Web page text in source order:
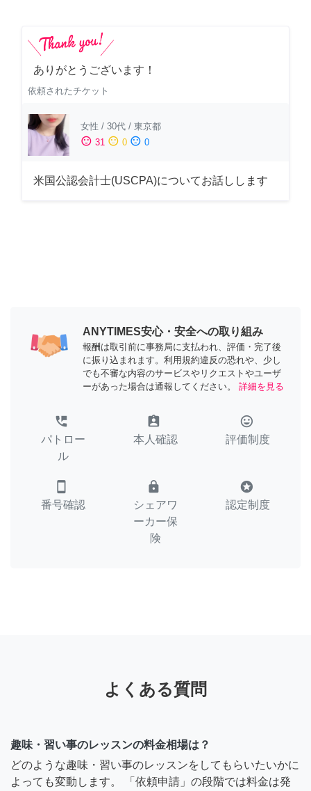
ありがとうございます！
依頼されたチケット
女性 / 30代 / 東京都
sentiment_satisfied 31 sentiment_neutral 0 sentiment_dissatisfied 0
米国公認会計士(USCPA)についてお話しします
ANYTIMES安心・安全への取り組み
報酬は取引前に事務局に支払われ、評価・完了後
に振り込まれます。利用規約違反の恐れや、少し
でも不審な内容のサービスやリクエストやユーザ
ーがあった場合は通報してください。
詳細を見る
perm_phone_msg
パトロー
ル
assignment_ind
本人確認
tag_faces
評価制度
smartphone
番号確認
lock
シェアワ
ーカー保
険
stars
認定制度
よくある質問
趣味・習い事のレッスンの料金相場は？
どのような趣味・習い事のレッスンをしてもらいたいかに
よっても変動します。 「依頼申請」の段階では料金は発